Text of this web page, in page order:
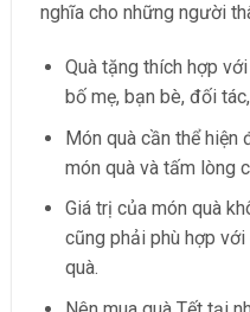
nghĩa cho những người
Quà tặng thích hợp
bố mẹ, bạn bè, đối
Món quà cần thể hiện
món quà và tấm lòng
Giá trị của món quà
cũng phải phù hợp
quà.